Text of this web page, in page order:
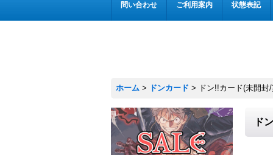
問い合わせ ご利用案内 状態表記
ホーム > ドンカード > ドン!!カード(未開
ド